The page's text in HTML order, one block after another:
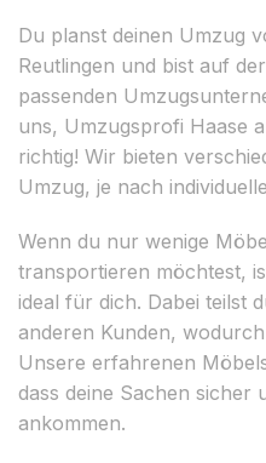
Du planst deinen Umzug
Reutlingen und bist auf
passenden
uns, Umzugsprofi Haase
richtig! Wir bieten
Umzug, je nach
Wenn du nur wenige
transportieren möchtest,
ideal für dich. Dabei teilst
anderen Kunden, wodurch
Unsere erfahrenen
dass deine Sachen sicher
ankommen.